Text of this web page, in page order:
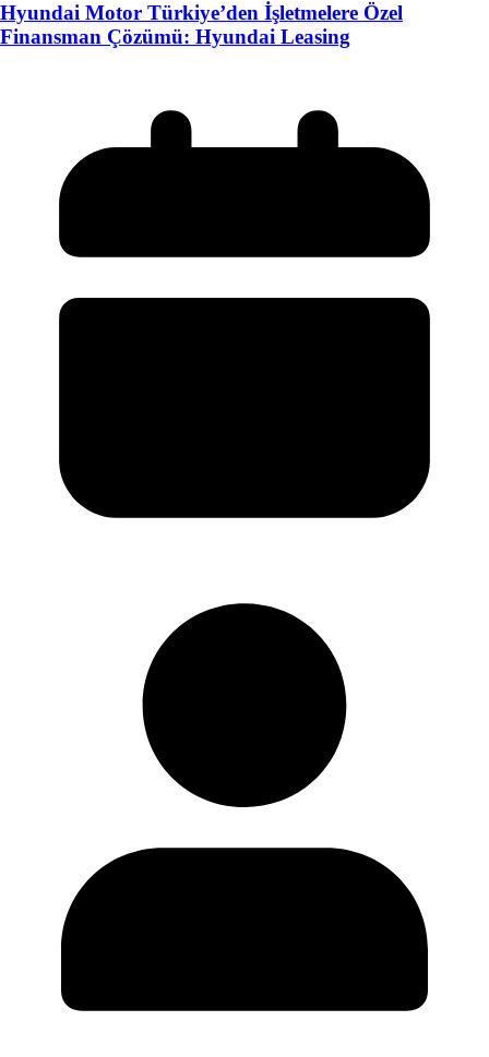
Hyundai Motor Türkiye’den İşletmelere Özel
Finansman Çözümü: Hyundai Leasing